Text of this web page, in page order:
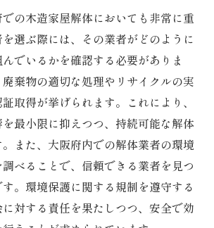
の木造家屋解体においても非常に重
選ぶ際には、その業者がどのように
でいるかを確認する必要がありま
棄物の適切な処理やリサイクルの実
取得が挙げられます。これにより、
最小限に抑えつつ、持続可能な解体
また、大阪府内での解体業者の環境
べることで、信頼できる業者を見つ
。環境保護に関する規制を遵守する
対する責任を果たしつつ、安全で効